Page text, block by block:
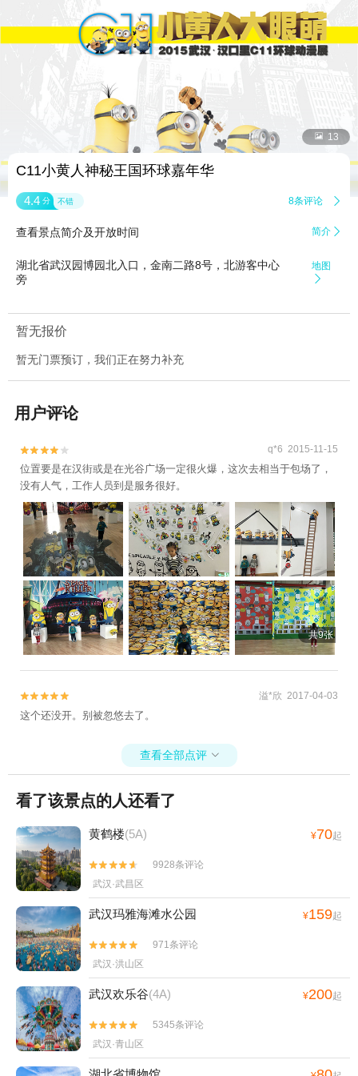
 13
C11小黄人神秘王国环球嘉年华
4.4 分 不错 8条评论 
查看景点简介及开放时间 简介 
湖北省武汉园博园北入口，金南二路8号，北游客中心
旁
地图

暂无报价
暂无门票预订，我们正在努力补充
用户评论

 q*6 2015-11-15
位置要是在汉街或是在光谷广场一定很火爆，这次去相当于包场了，
没有人气，工作人员到是服务很好。
共9张

 溢*欣 2017-04-03
这个还没开。别被忽悠去了。
查看全部点评 
看了该景点的人还看了
黄鹤楼(5A) ¥70起


9928条评论
武汉·武昌区
武汉玛雅海滩水公园 ¥159起


971条评论
武汉·洪山区
武汉欢乐谷(4A) ¥200起


5345条评论
武汉·青山区